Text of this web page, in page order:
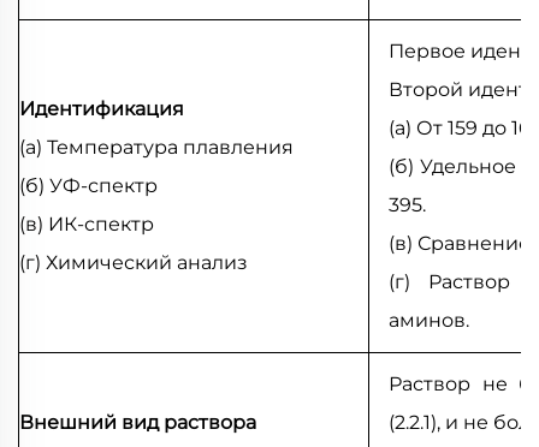
Идентификация
(а) Температура плавления
(б) УФ-спектр
(в) ИК-спектр
(г) Химический анализ
Первое
Второй
(а) От 159 до
(б) Удельное
395.
(в) Сравнение
(г) Раствор
аминов.
Внешний вид раствора
Раствор не
(2.2.1), и не